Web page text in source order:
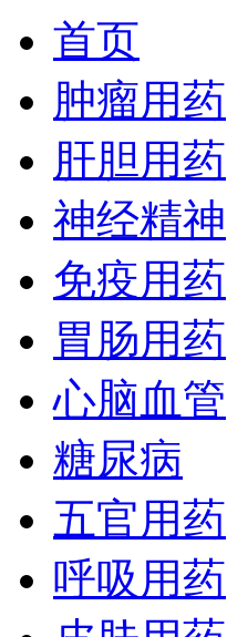
首页
肿瘤用药
肝胆用药
神经精神
免疫用药
胃肠用药
心脑血管
糖尿病
五官用药
呼吸用药